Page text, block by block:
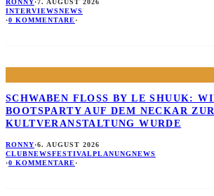
RONNY·7. AUGUST 2026
INTERVIEWSNEWS
·0 KOMMENTARE·
SCHWABEN FLOSS BY LE SHUUK: WIE
OOTSPARTY AUF DEM NECKAR ZUR K
ULTVERANSTALTUNG WURDE
RONNY·6. AUGUST 2026
CLUBNEWSFESTIVALPLANUNGNEWS
·0 KOMMENTARE·